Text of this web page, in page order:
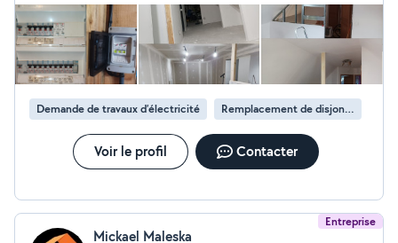
Demande de travaux d’électricité Remplacement de disjoncteur
Voir le profil Contacter
Entreprise
Mickael Maleska